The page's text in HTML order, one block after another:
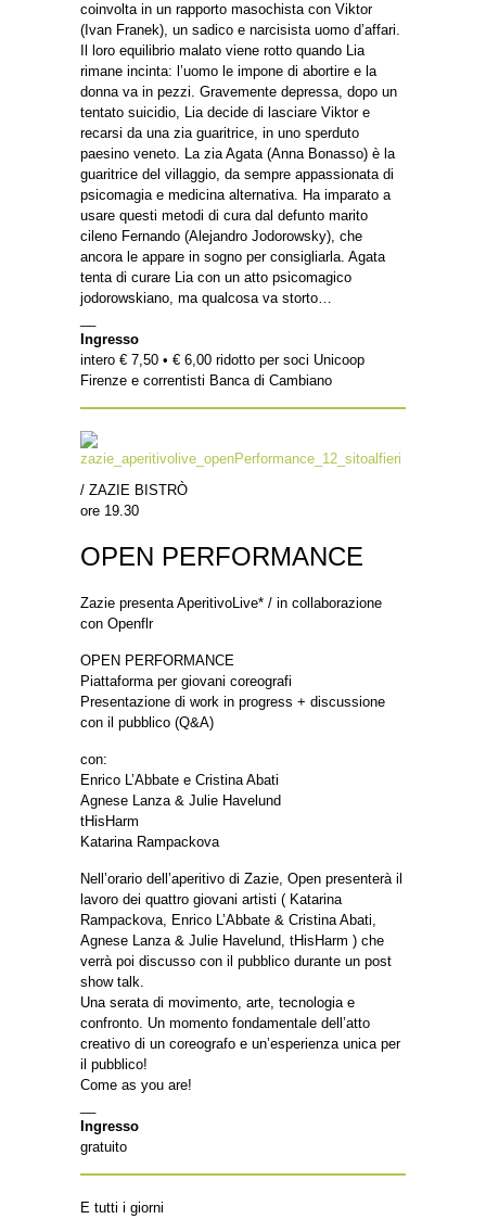
coinvolta in un rapporto masochista con Viktor
(Ivan Franek), un sadico e narcisista uomo d’affari.
Il loro equilibrio malato viene rotto quando Lia
rimane incinta: l’uomo le impone di abortire e la
donna va in pezzi. Gravemente depressa, dopo un
tentato suicidio, Lia decide di lasciare Viktor e
recarsi da una zia guaritrice, in uno sperduto
paesino veneto. La zia Agata (Anna Bonasso) è la
guaritrice del villaggio, da sempre appassionata di
psicomagia e medicina alternativa. Ha imparato a
usare questi metodi di cura dal defunto marito
cileno Fernando (Alejandro Jodorowsky), che
ancora le appare in sogno per consigliarla. Agata
tenta di curare Lia con un atto psicomagico
jodorowskiano, ma qualcosa va storto…
Ingresso
intero € 7,50 • € 6,00 ridotto per soci Unicoop
Firenze e correntisti Banca di Cambiano
/ ZAZIE BISTRÒ
ore 19.30
OPEN PERFORMANCE
Zazie presenta AperitivoLive* / in collaborazione
con Openflr
OPEN PERFORMANCE
Piattaforma per giovani coreografi
Presentazione di work in progress + discussione
con il pubblico (Q&A)
con:
Enrico L’Abbate e Cristina Abati
Agnese Lanza & Julie Havelund
tHisHarm
Katarina Rampackova
Nell’orario dell’aperitivo di Zazie, Open presenterà il
lavoro dei quattro giovani artisti ( Katarina
Rampackova, Enrico L’Abbate & Cristina Abati,
Agnese Lanza & Julie Havelund, tHisHarm ) che
verrà poi discusso con il pubblico durante un post
show talk.
Una serata di movimento, arte, tecnologia e
confronto. Un momento fondamentale dell’atto
creativo di un coreografo e un’esperienza unica per
il pubblico!
Come as you are!
Ingresso
gratuito
E tutti i giorni